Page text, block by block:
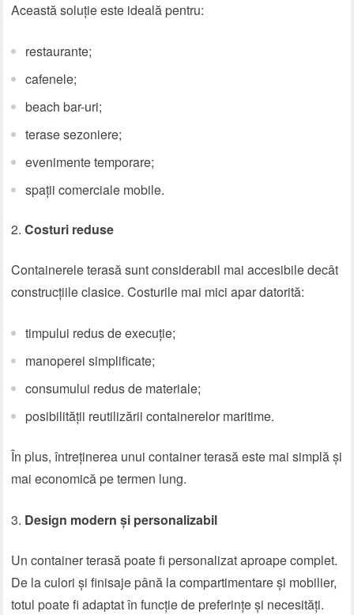
Această soluție este ideală pentru:
restaurante;
cafenele;
beach bar-uri;
terase sezoniere;
evenimente temporare;
spații comerciale mobile.
Costuri reduse
Containerele terasă sunt considerabil mai accesibile decât
construcțiile clasice. Costurile mai mici apar datorită:
timpului redus de execuție;
manoperei simplificate;
consumului redus de materiale;
posibilității reutilizării containerelor maritime.
În plus, întreținerea unui container terasă este mai simplă și
mai economică pe termen lung.
Design modern și personalizabil
Un container terasă poate fi personalizat aproape complet.
De la culori și finisaje până la compartimentare și mobilier,
totul poate fi adaptat în funcție de preferințe și necesități.